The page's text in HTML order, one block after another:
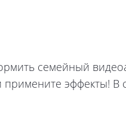
семейный
эффекты! В